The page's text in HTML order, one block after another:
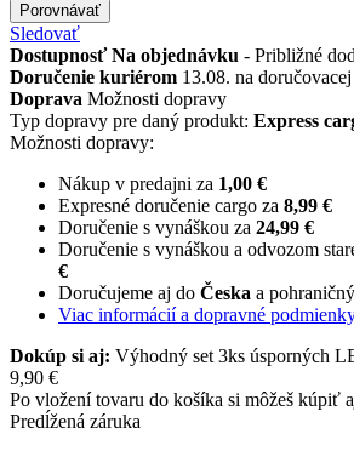
Porovnávať
Sledovať
DostupnosťNa objednávku - Približné
Doručenie kuriérom 13.08. na doručovacej
Doprava Možnosti dopravy
Typ dopravy pre daný produkt: Express
Možnosti dopravy:
Nákup v predajni za 1,00 €
Expresné doručenie cargo za 8,99 €
Doručenie s vynáškou za 24,99 €
Doručenie s vynáškou a odvozom
€
Doručujeme aj do Česka a
Viac informácií a dopravné
Dokúp si aj: Výhodný set 3ks úsporných
9,90 €
Po vložení tovaru do košíka si môžeš kúpiť
Predĺžená záruka